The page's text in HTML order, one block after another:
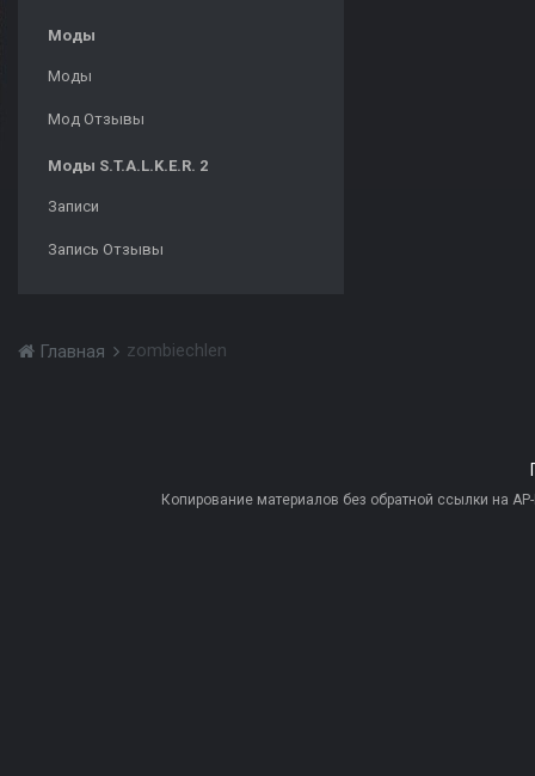
Моды
Моды
Мод Отзывы
Моды S.T.A.L.K.E.R. 2
Записи
Запись Отзывы
Главная zombiechlen
Копирование материалов без обратной ссылки на